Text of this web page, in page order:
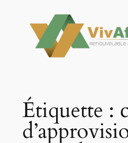
contenu
Étiquette :